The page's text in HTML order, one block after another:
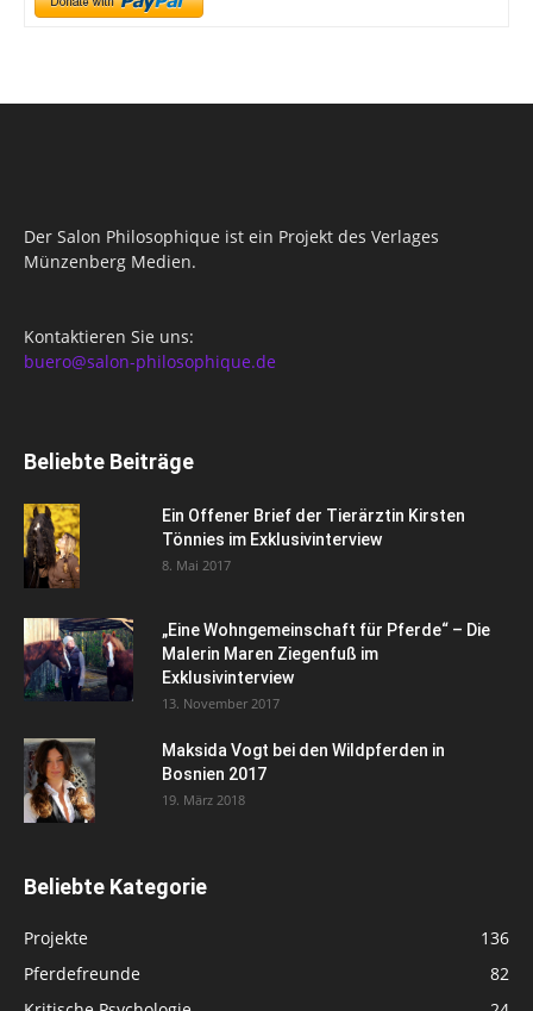
Der Salon Philosophique ist ein Projekt des Verlages
Münzenberg Medien.
Kontaktieren Sie uns:
buero@salon-philosophique.de
Beliebte Beiträge
Ein Offener Brief der Tierärztin Kirsten
Tönnies im Exklusivinterview
8. Mai 2017
„Eine Wohngemeinschaft für Pferde“ – Die
Malerin Maren Ziegenfuß im
Exklusivinterview
13. November 2017
Maksida Vogt bei den Wildpferden in
Bosnien 2017
19. März 2018
Beliebte Kategorie
Projekte
136
Pferdefreunde
82